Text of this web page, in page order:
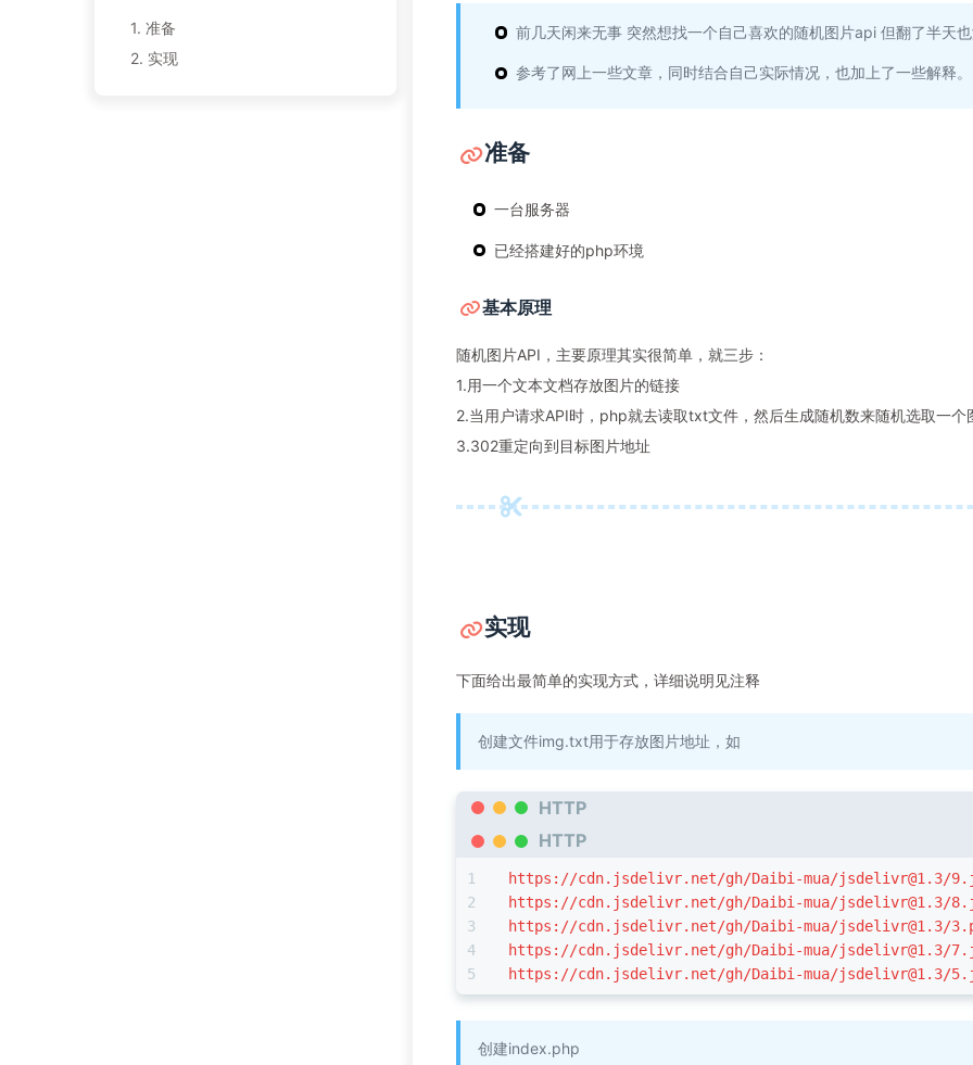
前几天闲来无事 突然想找一个自己喜欢的随机图片api 但翻了半天
参考了网上一些文章，同时结合自己实际情况，也加上了一些解释。
准备
一台服务器
已经搭建好的php环境
基本原理
随机图片API，主要原理其实很简单，就三步：
1.用一个文本文档存放图片的链接
2.当用户请求API时，php就去读取txt文件，然后生成随机数来随机选取一个
3.302重定向到目标图片地址
实现
下面给出最简单的实现方式，详细说明见注释
创建文件img.txt用于存放图片地址，如
HTTP
HTTP
https://cdn.jsdelivr.net/gh/Daibi-mua/jsdelivr@1.3/
https://cdn.jsdelivr.net/gh/Daibi-mua/jsdelivr@1.3/
https://cdn.jsdelivr.net/gh/Daibi-mua/jsdelivr@1.3/
https://cdn.jsdelivr.net/gh/Daibi-mua/jsdelivr@1.3/
https://cdn.jsdelivr.net/gh/Daibi-mua/jsdelivr@1.3/
创建index.php
1. 准备
2. 实现